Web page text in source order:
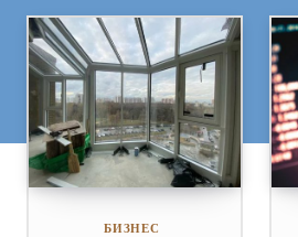
БИЗНЕС